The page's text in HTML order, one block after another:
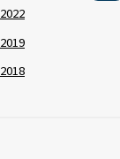
2022
2019
2018